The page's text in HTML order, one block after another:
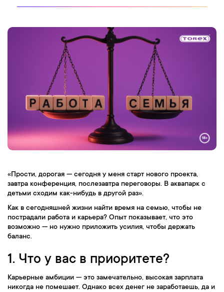
«Прости, дорогая — сегодня у меня старт нового проекта,
завтра конференция, послезавтра переговоры. В аквапарк с
детьми сходим как-нибудь в другой раз».
Как в сегодняшней жизни найти время на семью, чтобы не
пострадали работа и карьера? Опыт показывает, что это
возможно — но нужно приложить усилия, чтобы держать
баланс.
1. Что у вас в приоритете?
Карьерные амбиции — это замечательно, высокая зарплата
никогда не помешает. Однако всех денег не заработаешь, да и